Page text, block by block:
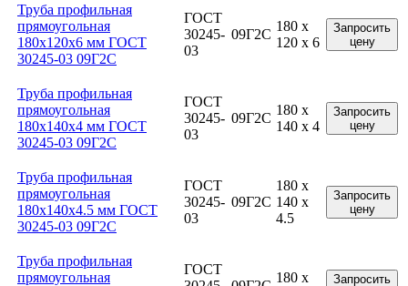
Труба профильная
прямоугольная
180x120x6 мм ГОСТ
30245-03 09Г2С
ГОСТ
30245-
03
09Г2С
180 x
120 x 6
Запросить
цену
Труба профильная
прямоугольная
180x140x4 мм ГОСТ
30245-03 09Г2С
ГОСТ
30245-
03
09Г2С
180 x
140 x 4
Запросить
цену
Труба профильная
прямоугольная
180x140x4.5 мм ГОСТ
30245-03 09Г2С
ГОСТ
30245-
03
09Г2С
180 x
140 x
4.5
Запросить
цену
Труба профильная
прямоугольная
ГОСТ
180 x
Запросить